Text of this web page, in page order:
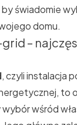
świadomie
domu.
–
, czyli instalacja
to
wśród